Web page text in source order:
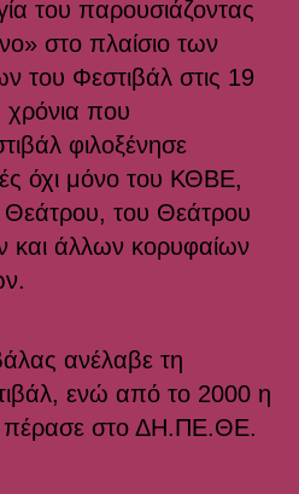
του παρουσιάζοντας
στο πλαίσιο των
του Φεστιβάλ στις 19
που
φιλοξένησε
όχι μόνο του ΚΘΒΕ,
Θεάτρου, του Θεάτρου
και άλλων κορυφαίων
ανέλαβε τη
ενώ από το 2000 η
πέρασε στο ΔΗ.ΠΕ.ΘΕ.